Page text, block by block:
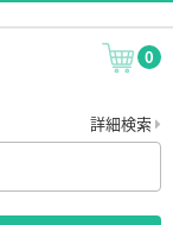
0
詳細検索